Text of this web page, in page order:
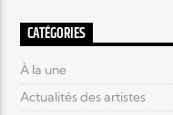
CATÉGORIES
À la une
Actualités des artistes